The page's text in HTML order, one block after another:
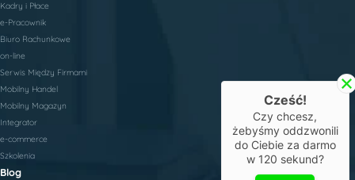
Kadry i Płace
e-Pracownik
Biuro Rachunkowe
on-line
Serwis Między Firmami
Mobilny Handel
Mobilny Magazyn
Integrator
e-commerce
Szkolenia
Blog
Cześć!
Czy chcesz,
żebyśmy oddzwonili
do Ciebie za darmo
w 120 sekund?